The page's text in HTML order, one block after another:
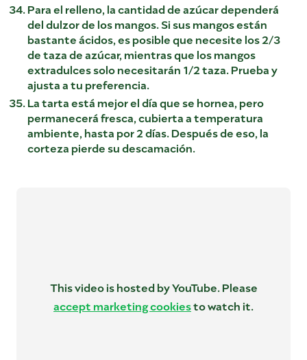
Para el relleno, la cantidad de azúcar dependerá
del dulzor de los mangos. Si sus mangos están
bastante ácidos, es posible que necesite los 2/3
de taza de azúcar, mientras que los mangos
extradulces solo necesitarán 1/2 taza. Prueba y
ajusta a tu preferencia.
La tarta está mejor el día que se hornea, pero
permanecerá fresca, cubierta a temperatura
ambiente, hasta por 2 días. Después de eso, la
corteza pierde su descamación.
This video is hosted by YouTube. Please
accept marketing cookiesto watch it.